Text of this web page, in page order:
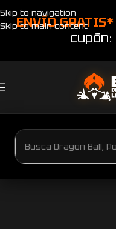
Skip to navigation
Skip to main content
ENVÍO GRATIS*
cupón: